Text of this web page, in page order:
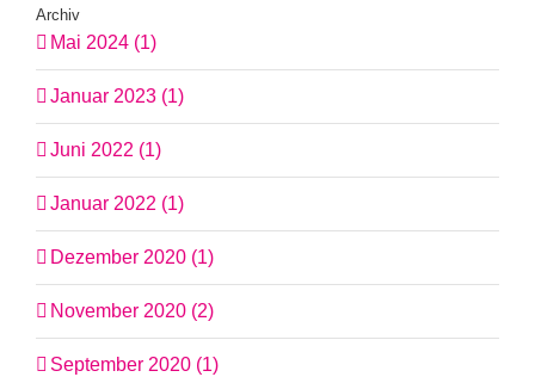
Archiv
Mai 2024 (1)
Januar 2023 (1)
Juni 2022 (1)
Januar 2022 (1)
Dezember 2020 (1)
November 2020 (2)
September 2020 (1)